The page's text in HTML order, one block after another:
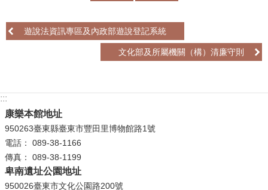
識
我
民
服
務
性
別
遊說法資訊專區及內政部遊說登記系統
文化部及所屬機關（構）清廉守則
:::
康樂本館地址
950263臺東縣臺東市豐田里博物館路1號
電話： 089-38-1166
傳真： 089-38-1199
卑南遺址公園地址
950026臺東市文化公園路200號